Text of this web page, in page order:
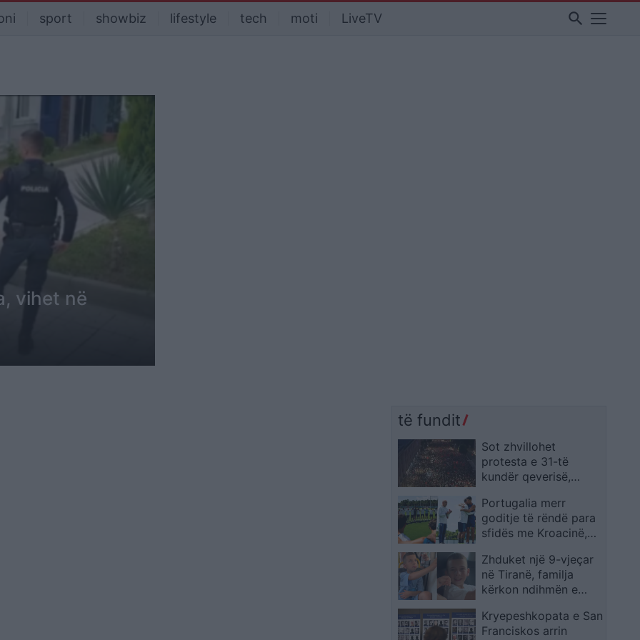
sport showbiz lifestyle tech moti LiveTV search
vihet në
të fundit
Sot zhvillohet
protesta e 31-të
kundër qeverisë,
largimin e
panegociueshëm të
Edi Ramës
Portugalia merr
goditje të rëndë para
sfidës me Kroacinë,
largohet pas vdekjes
së babait
Zhduket një 9-vjeçar
në Tiranë, familja
kërkon ndihmën e
gjetur
Kryepeshkopata e San
Franciskos arrin